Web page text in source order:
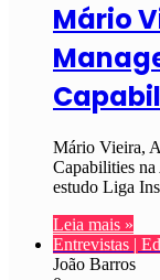
Mário
Mário Vieira,
Capabilities
estudo Liga
Leia mais »
Entrevistas |
João Barros